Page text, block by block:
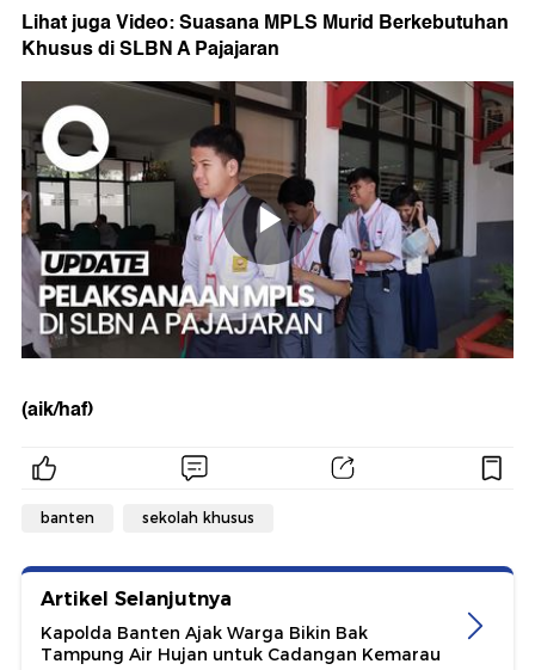
Lihat juga Video: Suasana MPLS Murid Berkebutuhan
Khusus di SLBN A Pajajaran
(aik/haf)
banten sekolah khusus
Artikel Selanjutnya
Kapolda Banten Ajak Warga Bikin Bak
Tampung Air Hujan untuk Cadangan Kemarau